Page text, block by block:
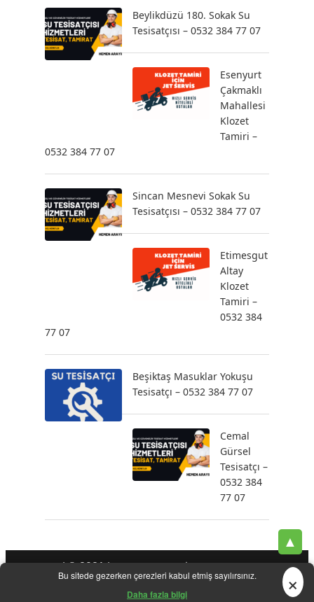
Beylikdüzü 180. Sokak Su
Tesisatçısı – 0532 384 77 07
Esenyurt
Çakmaklı
Mahallesi
Klozet
Tamiri –
0532 384 77 07
Sincan Mesnevi Sokak Su
Tesisatçısı – 0532 384 77 07
Etimesgut
Altay
Klozet
Tamiri –
0532 384
77 07
Beşiktaş Masuklar Yokuşu
Tesisatçı – 0532 384 77 07
Cemal
Gürsel
Tesisatçı –
0532 384
77 07
Bu sitede gezerken çerezleri kabul etmiş sayılırsınız.
Daha fazla bilgi ×
▲
| © 2021 |- - - Klozet
Su Kaçak Tespiti-Su Tesisatçı-Su Tesisat Hizmetleri-
Tıkanıklık Açma-Yeni Tesisat Hizmetleri